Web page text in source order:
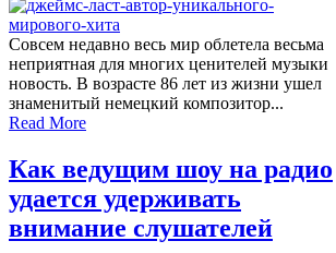
Совсем недавно весь мир облетела весьма
неприятная для многих ценителей музыки
новость. В возрасте 86 лет из жизни ушел
знаменитый немецкий композитор...
Read More
Как ведущим шоу на радио
удается удерживать
внимание слушателей